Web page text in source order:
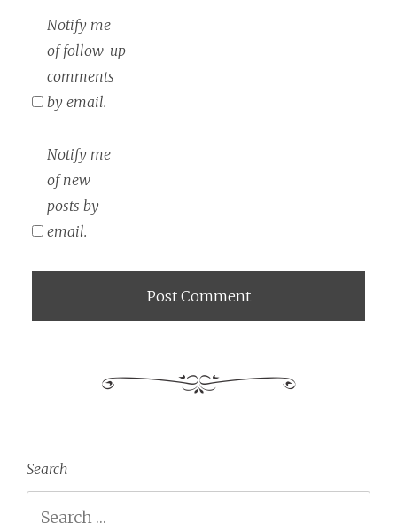
Notify me
of follow-up
comments
by email.
Notify me
of new
posts by
email.
Search